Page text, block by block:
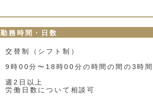
勤務時間・日数
交替制（シフト制）
9時00分〜18時00分の時間の間の3時間
週2日以上
労働日数について相談可